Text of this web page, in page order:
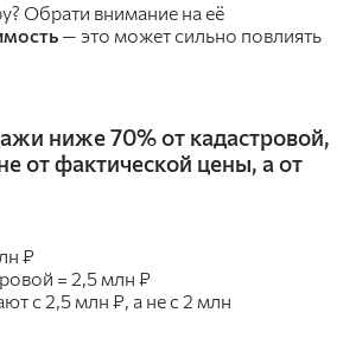
Обрати внимание на её
— это может сильно повлиять
ниже 70% от кадастровой,
от фактической цены, а от
₽
= 2,5 млн ₽
с 2,5 млн ₽, а не с 2 млн